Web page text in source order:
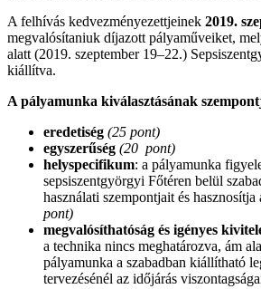
A felhívás kedvezményezettjeinek 2019.
megvalósítaniuk díjazott pályaműveiket,
alatt (2019. szeptember 19–22.)
kiállítva.
A pályamunka kiválasztásának
eredetiség (25 pont)
egyszerűség (20 pont)
helyspecifikum: a pályamunka
sepsiszentgyörgyi Főtéren belül
használati szempontjait és hasznosítja
pont)
megvalósíthatóság és igényes
a technika nincs meghatározva, ám
pályamunka a szabadban kiállítható
tervezésénél az időjárás